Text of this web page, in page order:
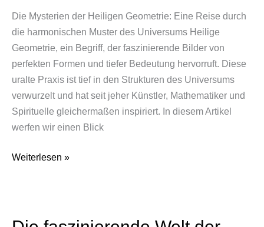
Die Mysterien der Heiligen Geometrie: Eine Reise durch
die harmonischen Muster des Universums Heilige
Geometrie, ein Begriff, der faszinierende Bilder von
perfekten Formen und tiefer Bedeutung hervorruft. Diese
uralte Praxis ist tief in den Strukturen des Universums
verwurzelt und hat seit jeher Künstler, Mathematiker und
Spirituelle gleichermaßen inspiriert. In diesem Artikel
werfen wir einen Blick
Weiterlesen »
Die